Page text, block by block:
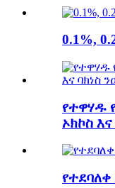
0.1%,
የተዋሃዱ
ኦክኮስ